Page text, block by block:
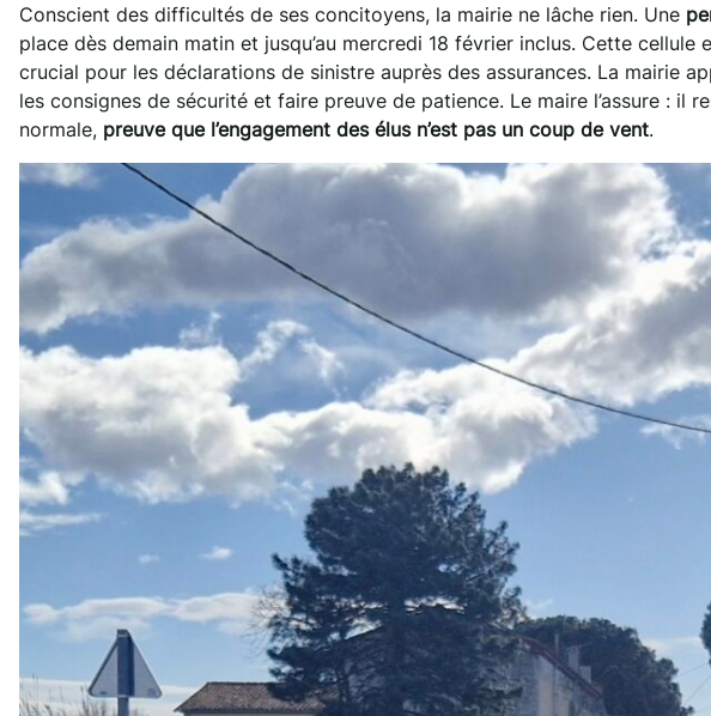
Conscient des difficultés de ses concitoyens, la mairie ne lâche rien. Une
place dès demain matin et jusqu’au mercredi 18 février inclus. Cette cellule
crucial pour les déclarations de sinistre auprès des assurances. La mairie
les consignes de sécurité et faire preuve de patience. Le maire l’assure : il
normale, preuve que l’engagement des élus n’est pas un coup de vent.